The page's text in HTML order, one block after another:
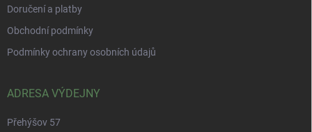
Doručení a platby
Obchodní podmínky
Podmínky ochrany osobních údajů
ADRESA VÝDEJNY
Přehýšov 57